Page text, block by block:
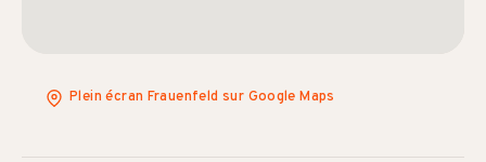
Plein écran Frauenfeld sur Google Maps